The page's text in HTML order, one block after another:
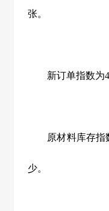
张。
新订单指数为
原材料库存指
少。